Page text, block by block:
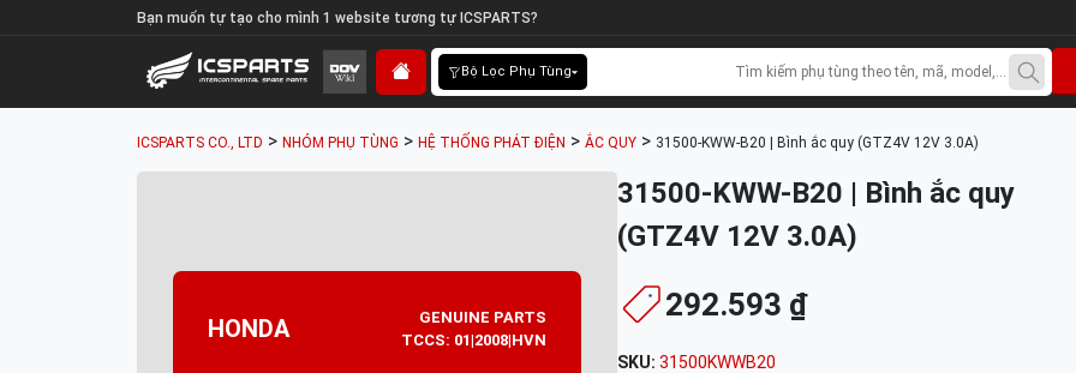
Bạn muốn tự tạo cho mình 1 website tương tự ICSPARTS?
Bộ Lọc Phụ Tùng
ICSPARTS CO., LTD > NHÓM PHỤ TÙNG > HỆ THỐNG PHÁT ĐIỆN > ẮC QUY > 31500-KWW-B20 | Bình ắc quy (GTZ4V 12V 3.0A)
HONDA
GENUINE PARTS
TCCS: 01|2008|HVN
31500-KWW-B20 | Bình ắc quy
(GTZ4V 12V 3.0A)
292.593 ₫
SKU: 31500KWWB20